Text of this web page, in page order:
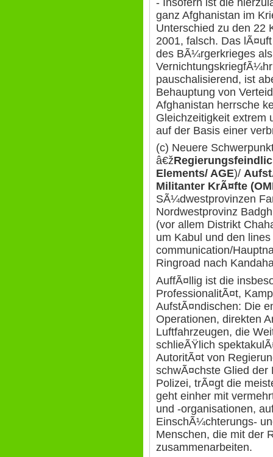
- Insofern ist die
ganz Afghanistan im
Unterschied zu den 22
2001, falsch. Das
des BÃ¼rgerkrieges
pauschalisierend, ist
Behauptung von
Afghanistan herrsche
Gleichzeitigkeit extrem
auf der Basis einer
(c) Neuere
â€ž
Elements/ AGE)/
Militanter KrÃ¤fte
SÃ¼dwestprovinzen
Nordwestprovinz
(vor allem Distrikt
um Kabul und den lines
communication/
Ringroad nach
AuffÃ¤llig ist die
ProfessionalitÃ¤t,
AufstÃ¤ndischen: Die
Operationen, direkten
Luftfahrzeugen, die
schlieÃŸlich
AutoritÃ¤t von
schwÃ¤chste Glied der
Polizei, trÃ¤gt die
geht einher mit
und -organisationen,
EinschÃ¼chterungs-
Menschen, die mit der
zusammenarbeiten.